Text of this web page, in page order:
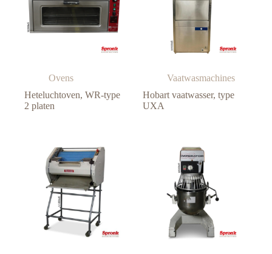
Ovens
Heteluchtoven, WR-type
2 platen
Vaatwasmachines
Hobart vaatwasser, type
UXA